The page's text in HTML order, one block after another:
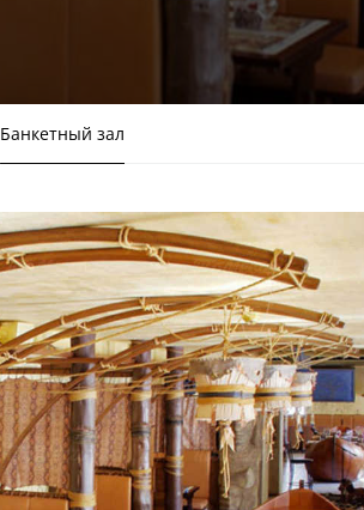
Банкетный зал